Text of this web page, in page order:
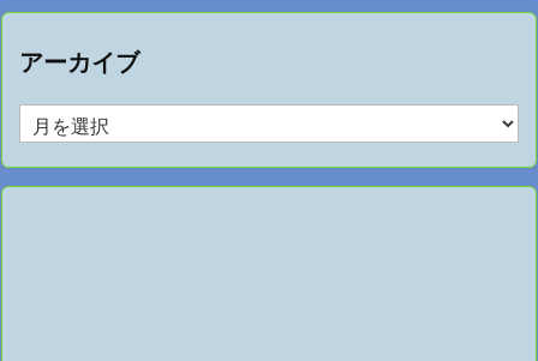
アーカイブ
ー
カ